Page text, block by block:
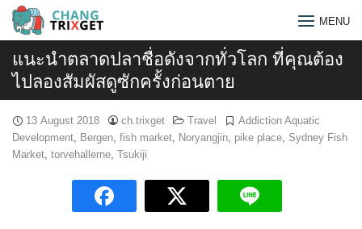
Skip
MENU
แนะนำตลาดปลาชื่อดังจากทั่วโลก ที่คุณต้อง
ไปลองสัมผัสดูซักครั้งก่อนตาย
13 August 2018 ch.trixget Travel
Addiction Aquatic
Development, Bergen, fish market, Noryangjin, pike place, Sydney Fish
Market, torvehallerne, Tsukiji